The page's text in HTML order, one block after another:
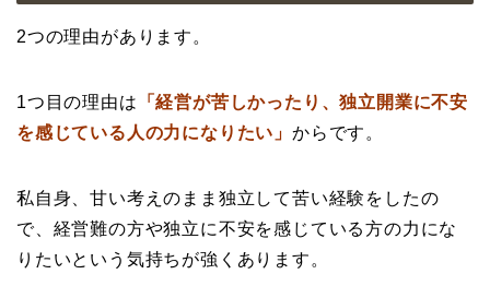
2つの理由があります。
1つ目の理由は 「経営が苦しかったり、独立開業に不安
を感じている人の力になりたい」 からです。
私自身、甘い考えのまま独立して苦い経験をしたの
で、経営難の方や独立に不安を感じている方の力にな
りたいという気持ちが強くあります。